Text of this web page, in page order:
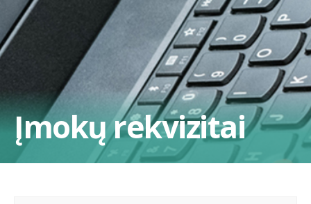
Įmokų rekvizitai